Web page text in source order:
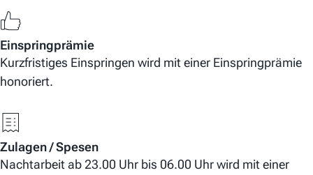
Einspringprämie
Kurzfristiges Einspringen wird mit einer Einspringprämie
honoriert.
Zulagen / Spesen
Nachtarbeit ab 23.00 Uhr bis 06.00 Uhr wird mit einer